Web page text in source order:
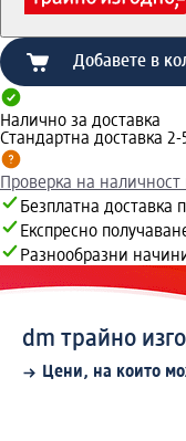
Добавете в
Налично за доставка
Стандартна доставка
Проверка на
Безплатна доставка
Експресно
Разнообразни
dm трайно
Цени, на които